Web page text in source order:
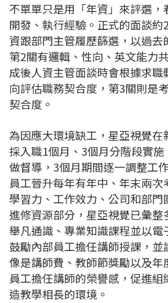
不單單只是用「年資」來評選，
開發、執行經驗。正式的面談約
資跟部門主管履歷篩選，以過去
第2關有邏輯、性向、英文能力
成後人資主管面談時會根據求
向評估職務契合度，第3關則是
契合度。
為因應大環境缺工，星亞視覺在
採入職1個月、3個月分階段實
做督導，3個月期間逐一調整工
員工晉升每年有年中、年末兩
學習力、工作效力、公司和部門
進修資源部分，星亞視覺已彙整
舉凡通識、專業知識課程並以
鼓勵內部員工擔任講師授課，並
像是講師費、教師節獎勵以及
員工擔任講師的榮譽感，促進
造教學相長的環境。